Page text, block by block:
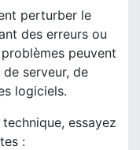
perturber le
des erreurs ou
peuvent
serveur, de
logiciels.
essayez
: